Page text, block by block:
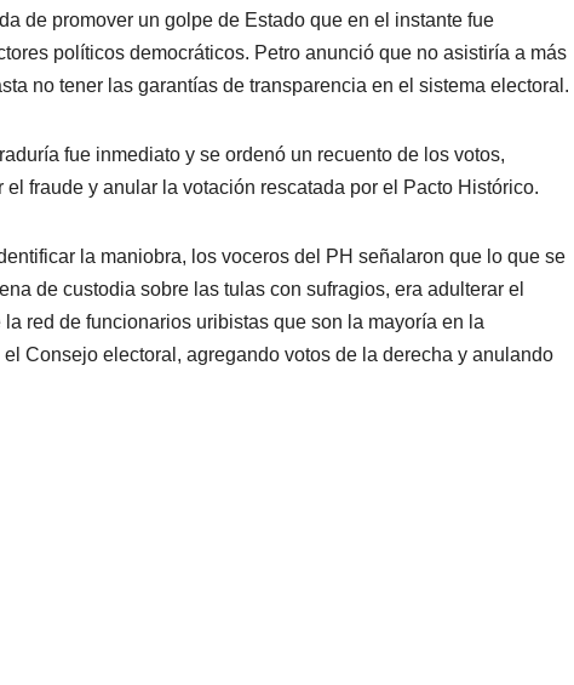
de promover un golpe de Estado que en el instante fue
políticos democráticos. Petro anunció que no asistiría a más
no tener las garantías de transparencia en el sistema electoral.
fue inmediato y se ordenó un recuento de los votos,
fraude y anular la votación rescatada por el Pacto Histórico.
la maniobra, los voceros del PH señalaron que lo que se
de custodia sobre las tulas con sufragios, era adulterar el
red de funcionarios uribistas que son la mayoría en la
Consejo electoral, agregando votos de la derecha y anulando